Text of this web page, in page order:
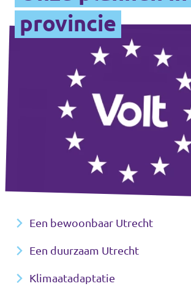
provincie
Een bewoonbaar Utrecht
Een duurzaam Utrecht
Klimaatadaptatie